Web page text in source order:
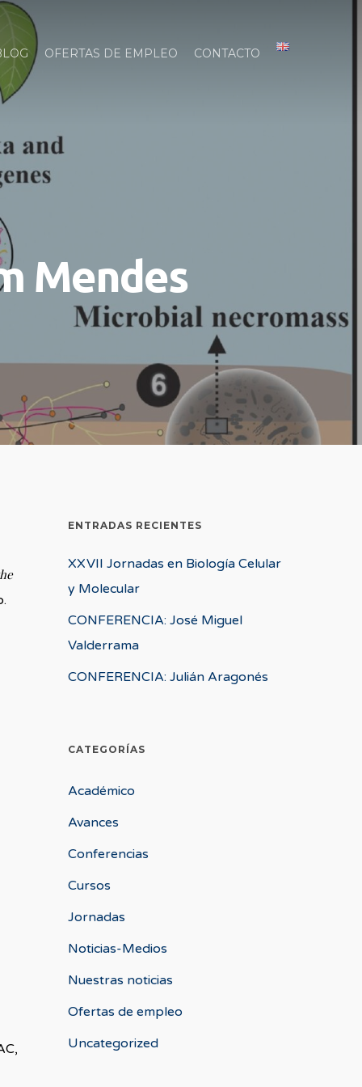
OFERTAS DE EMPLEO CONTACTO
Mendes
ENTRADAS RECIENTES
XXVII Jornadas en Biología Celular
y Molecular
CONFERENCIA: José Miguel
Valderrama
CONFERENCIA: Julián Aragonés
CATEGORÍAS
Académico
Avances
Conferencias
Cursos
Jornadas
Noticias-Medios
Nuestras noticias
Ofertas de empleo
Uncategorized